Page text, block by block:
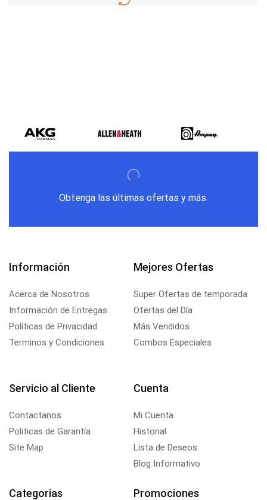
Obtenga las últimas ofertas y más.
Información
Acerca de Nosotros
Información de Entregas
Políticas de Privacidad
Terminos y Condiciones
Mejores Ofertas
Super Ofertas de temporada
Ofertas del Día
Más Vendidos
Combos Especiales
Servicio al Cliente
Contactanos
Politicas de Garantía
Site Map
Cuenta
Mi Cuenta
Historial
Lista de Deseos
Blog Informativo
Categorias Promociones